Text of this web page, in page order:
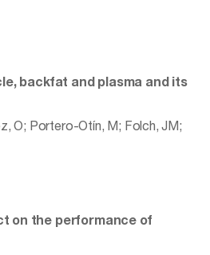
backfat and plasma and its
O; Portero-Otín, M; Folch, JM;
on the performance of